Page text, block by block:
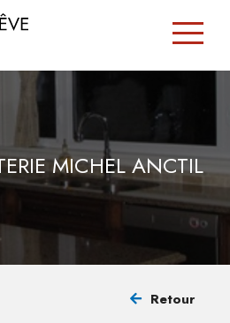
MICHEL ANCTIL
Retour